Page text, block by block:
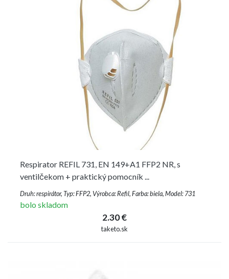
Respirator REFIL 731, EN 149+A1 FFP2 NR, s
ventilčekom + praktický pomocník ...
Druh: respirátor, Typ: FFP2, Výrobca: Refil, Farba: biela, Model: 731
bolo skladom
2.30 €
taketo.sk